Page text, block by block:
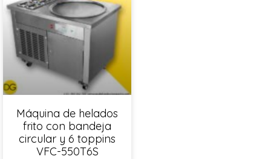
Máquina de helados
frito con bandeja
circular y 6 toppins
VFC-550T6S